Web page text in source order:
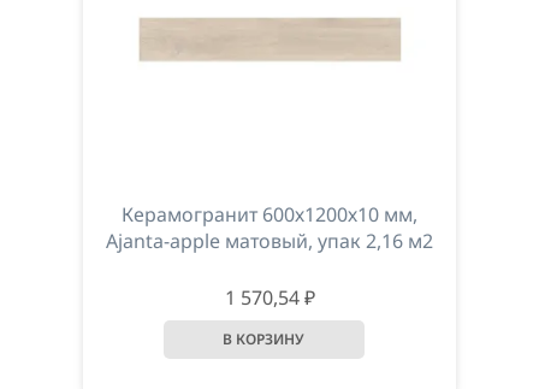
Керамогранит 600х1200х10 мм,
Ajanta-apple матовый, упак 2,16 м2
1 570,54 ₽